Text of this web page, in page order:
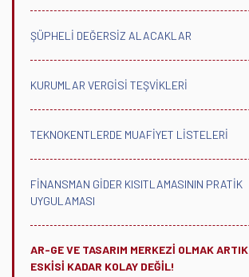
ŞÜPHELİ DEĞERSİZ ALACAKLAR
KURUMLAR VERGİSİ TEŞVİKLERİ
TEKNOKENTLERDE MUAFİYET LİSTELERİ
FİNANSMAN GİDER KISITLAMASININ PRATİK
UYGULAMASI
AR-GE VE TASARIM MERKEZİ OLMAK ARTIK
ESKİSİ KADAR KOLAY DEĞİL!